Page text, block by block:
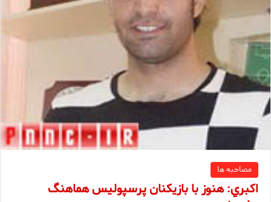
مصاحبه ها
اكبري: هنوز با بازيكنان پرسپوليس هماهنگ